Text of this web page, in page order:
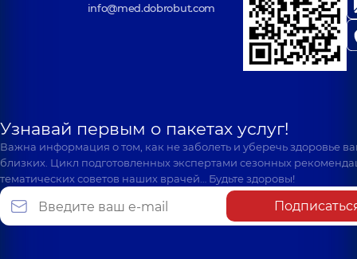
info@med.dobrobut.com
Узнавай первым о пакетах услуг!
Важна информация о том, как не заболеть и уберечь здоровье
близких. Цикл подготовленных экспертами сезонных
тематических советов наших врачей… Будьте здоровы!